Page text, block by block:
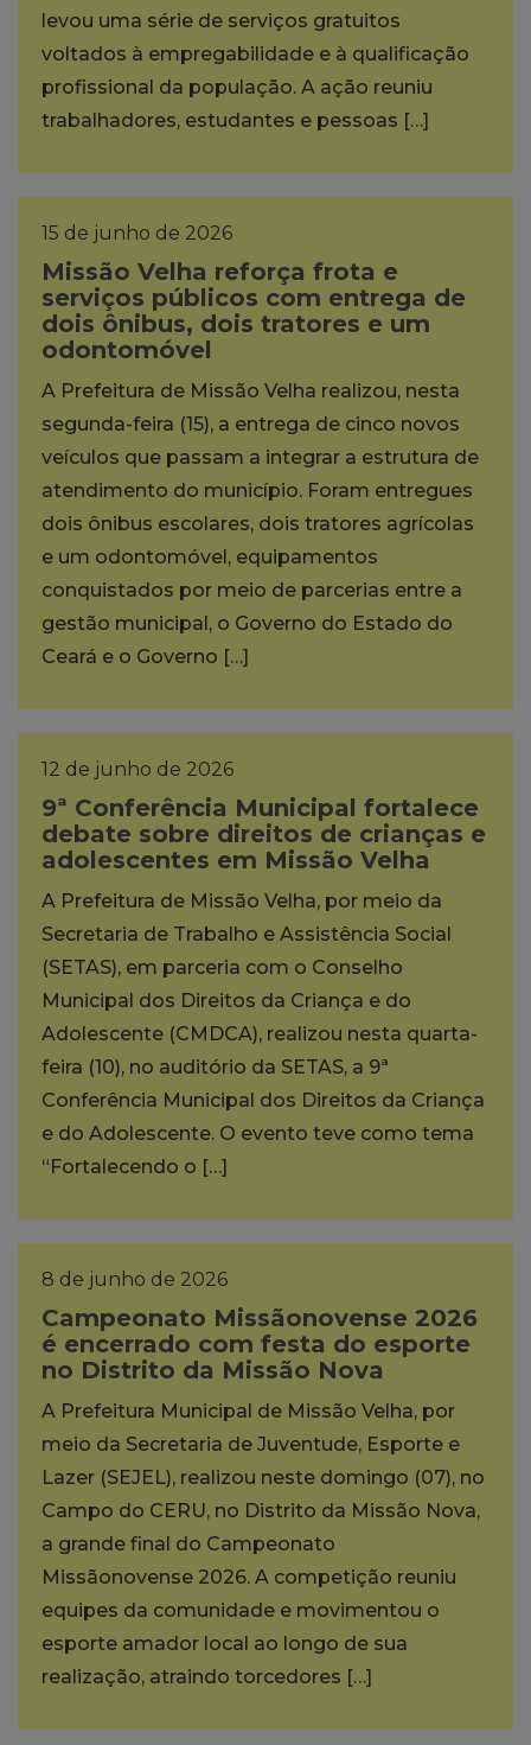
levou uma série de serviços gratuitos
voltados à empregabilidade e à qualificação
profissional da população. A ação reuniu
trabalhadores, estudantes e pessoas […]
15 de junho de 2026
Missão Velha reforça frota e
serviços públicos com entrega de
dois ônibus, dois tratores e um
odontomóvel
A Prefeitura de Missão Velha realizou, nesta
segunda-feira (15), a entrega de cinco novos
veículos que passam a integrar a estrutura de
atendimento do município. Foram entregues
dois ônibus escolares, dois tratores agrícolas
e um odontomóvel, equipamentos
conquistados por meio de parcerias entre a
gestão municipal, o Governo do Estado do
Ceará e o Governo […]
12 de junho de 2026
9ª Conferência Municipal fortalece
debate sobre direitos de crianças e
adolescentes em Missão Velha
A Prefeitura de Missão Velha, por meio da
Secretaria de Trabalho e Assistência Social
(SETAS), em parceria com o Conselho
Municipal dos Direitos da Criança e do
Adolescente (CMDCA), realizou nesta quarta-
feira (10), no auditório da SETAS, a 9ª
Conferência Municipal dos Direitos da Criança
e do Adolescente. O evento teve como tema
“Fortalecendo o […]
8 de junho de 2026
Campeonato Missãonovense 2026
é encerrado com festa do esporte
no Distrito da Missão Nova
A Prefeitura Municipal de Missão Velha, por
meio da Secretaria de Juventude, Esporte e
Lazer (SEJEL), realizou neste domingo (07), no
Campo do CERU, no Distrito da Missão Nova,
a grande final do Campeonato
Missãonovense 2026. A competição reuniu
equipes da comunidade e movimentou o
esporte amador local ao longo de sua
realização, atraindo torcedores […]